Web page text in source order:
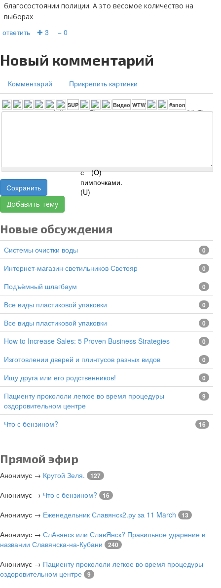
благосостоянии полиции. А это весомое количество на
выборах
ответить ✚ 3 − 0
Новый комментарий
Комментарий Прикрепить картинки
Сохранить
Добавить тему
Новые обсуждения
Системы очистки воды 0
Интернет-магазин светильников Светояр 0
подъёмный шлагбаум 0
все виды пластиковой упаковки 0
все виды пластиковой упаковки 0
How to Increase Sales: 5 Proven Business Strategies 0
изготовлении дверей и плинтусов разных видов 0
Ищу друга или его родственников! 0
Пациенту прокололи легкое во время процедуры
оздоровительном центре
9
Что с бензином? 16
Прямой эфир
Анонимус → Крутой Зеля. 127
Анонимус → Что с бензином? 16
Анонимус → Еженедельник Славянск2.ру за 11 March 13
Анонимус → СлАвянск или СлавЯнск? Правильное ударение в
названии Славянска-на-Кубани
240
Анонимус → Пациенту прокололи легкое во время процедуры
оздоровительном центре
9